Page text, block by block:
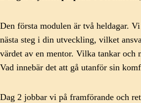
Den första modulen är två heldagar.
nästa steg i din utveckling, vilket
värdet av en mentor. Vilka tankar och
Vad innebär det att gå utanför sin
Dag 2 jobbar vi på framförande och